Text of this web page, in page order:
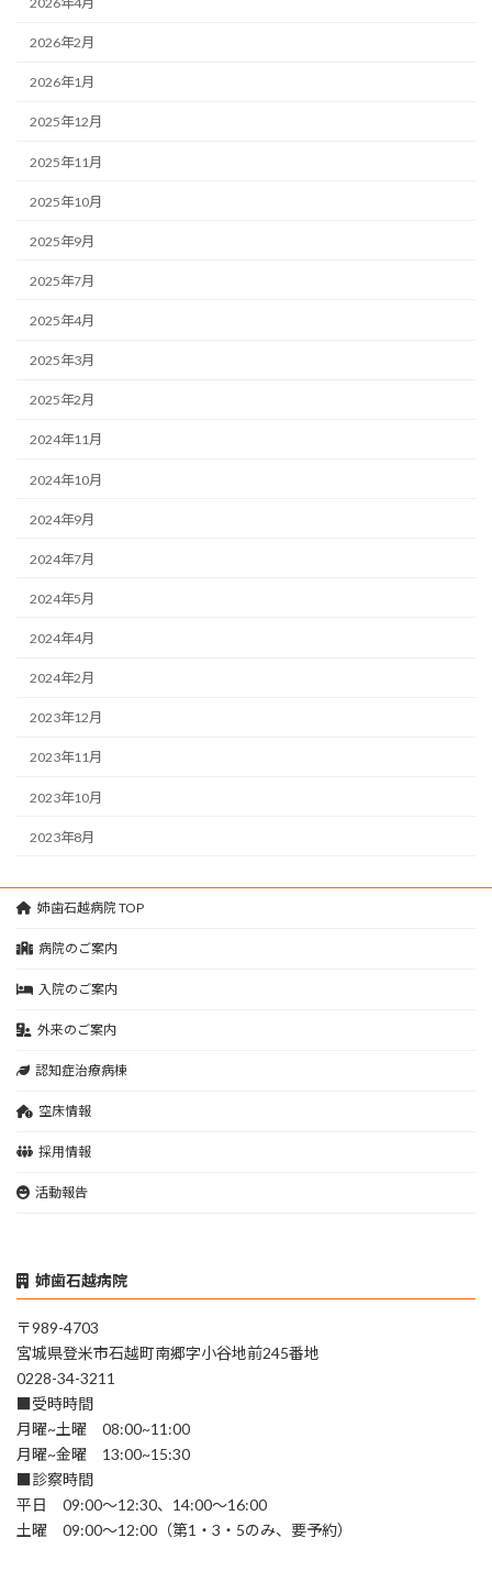
2026年2月
2026年1月
2025年12月
2025年11月
2025年10月
2025年9月
2025年7月
2025年4月
2025年3月
2025年2月
2024年11月
2024年10月
2024年9月
2024年7月
2024年5月
2024年4月
2024年2月
2023年12月
2023年11月
2023年10月
2023年8月
姉歯石越病院 TOP
病院のご案内
入院のご案内
外来のご案内
認知症治療病棟
空床情報
採用情報
活動報告
姉歯石越病院
〒989-4703
宮城県登米市石越町南郷字小谷地前245番地
0228-34-3211
■受時時間
月曜~土曜 08:00~11:00
月曜~金曜 13:00~15:30
■診察時間
平日 09:00～12:30、14:00～16:00
土曜 09:00～12:00（第1・3・5のみ、要予約）